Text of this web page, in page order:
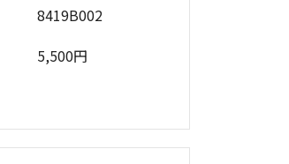
8419B002
5,500円